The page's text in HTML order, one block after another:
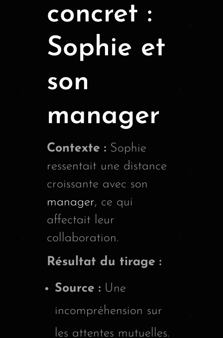
concret :
Sophie et
son
manager
Contexte : Sophie
ressentait une distance
croissante avec son
manager, ce qui
affectait leur
collaboration.
Résultat du tirage :
Source : Une
incompréhension sur
les attentes mutuelles.